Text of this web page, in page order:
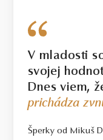
V mladosti
svojej
Dnes viem,
prichádza
Šperky od Mikuš